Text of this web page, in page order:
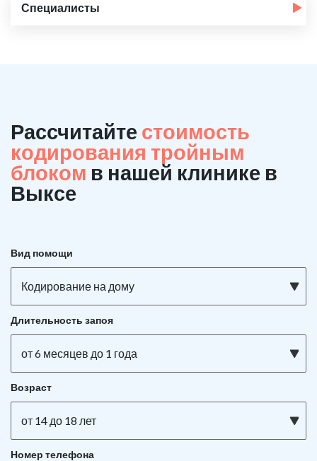
Специалисты
Рассчитайте стоимость
кодирования тройным
блоком в нашей клинике в
Выксе
Вид помощи
Кодирование на дому
Длительность запоя
от 6 месяцев до 1 года
Возраст
от 14 до 18 лет
Номер телефона